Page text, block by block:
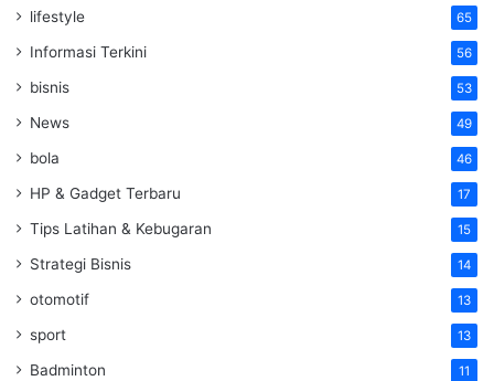
lifestyle 65
Informasi Terkini 56
bisnis 53
News 49
bola 46
HP & Gadget Terbaru 17
Tips Latihan & Kebugaran 15
Strategi Bisnis 14
otomotif 13
sport 13
Badminton 11